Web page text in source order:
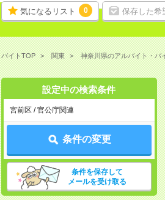
気になるリスト 0 保存した希
バイトTOP 関東 神奈川県のアルバイト・バ
設定中の検索条件
宮前区 / 官公庁関連
条件の変更
条件を保存して
メールを受け取る